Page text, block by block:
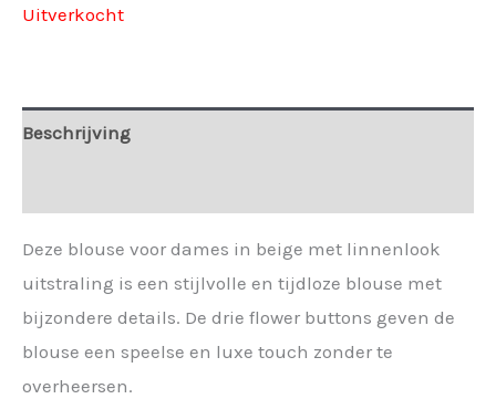
Uitverkocht
Beschrijving
Deze blouse voor dames in beige met linnenlook
uitstraling is een stijlvolle en tijdloze blouse met
bijzondere details. De drie flower buttons geven de
blouse een speelse en luxe touch zonder te
overheersen.